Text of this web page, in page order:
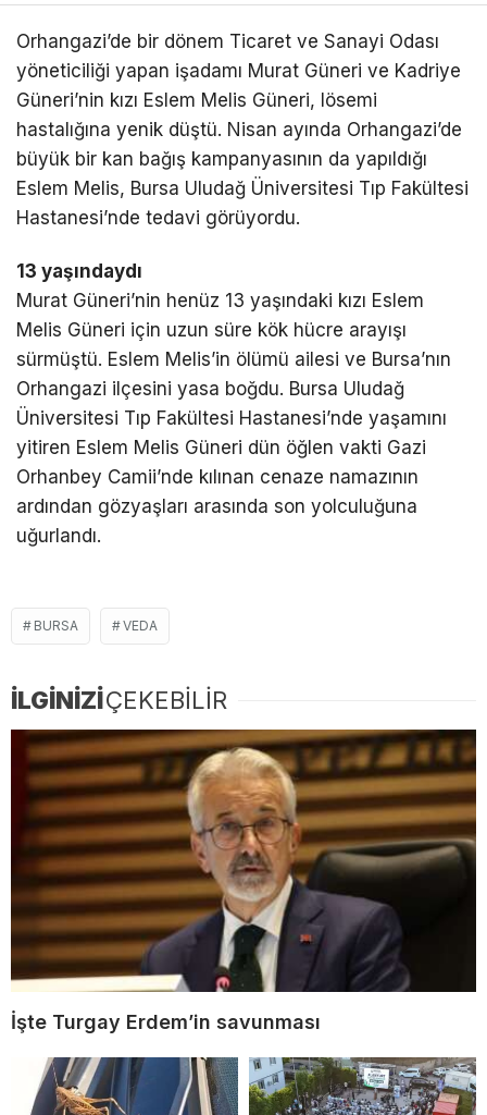
Orhangazi’de bir dönem Ticaret ve Sanayi Odası
yöneticiliği yapan işadamı Murat Güneri ve Kadriye
Güneri’nin kızı Eslem Melis Güneri, lösemi
hastalığına yenik düştü. Nisan ayında Orhangazi’de
büyük bir kan bağış kampanyasının da yapıldığı
Eslem Melis, Bursa Uludağ Üniversitesi Tıp Fakültesi
Hastanesi’nde tedavi görüyordu.
13 yaşındaydı
Murat Güneri’nin henüz 13 yaşındaki kızı Eslem
Melis Güneri için uzun süre kök hücre arayışı
sürmüştü. Eslem Melis’in ölümü ailesi ve Bursa’nın
Orhangazi ilçesini yasa boğdu. Bursa Uludağ
Üniversitesi Tıp Fakültesi Hastanesi’nde yaşamını
yitiren Eslem Melis Güneri dün öğlen vakti Gazi
Orhanbey Camii’nde kılınan cenaze namazının
ardından gözyaşları arasında son yolculuğuna
uğurlandı.
BURSA VEDA
İLGİNİZİÇEKEBİLİR
İşte Turgay Erdem’in savunması